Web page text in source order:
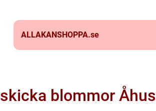
ALLAKANSHOPPA.se
skicka blommor Åhus